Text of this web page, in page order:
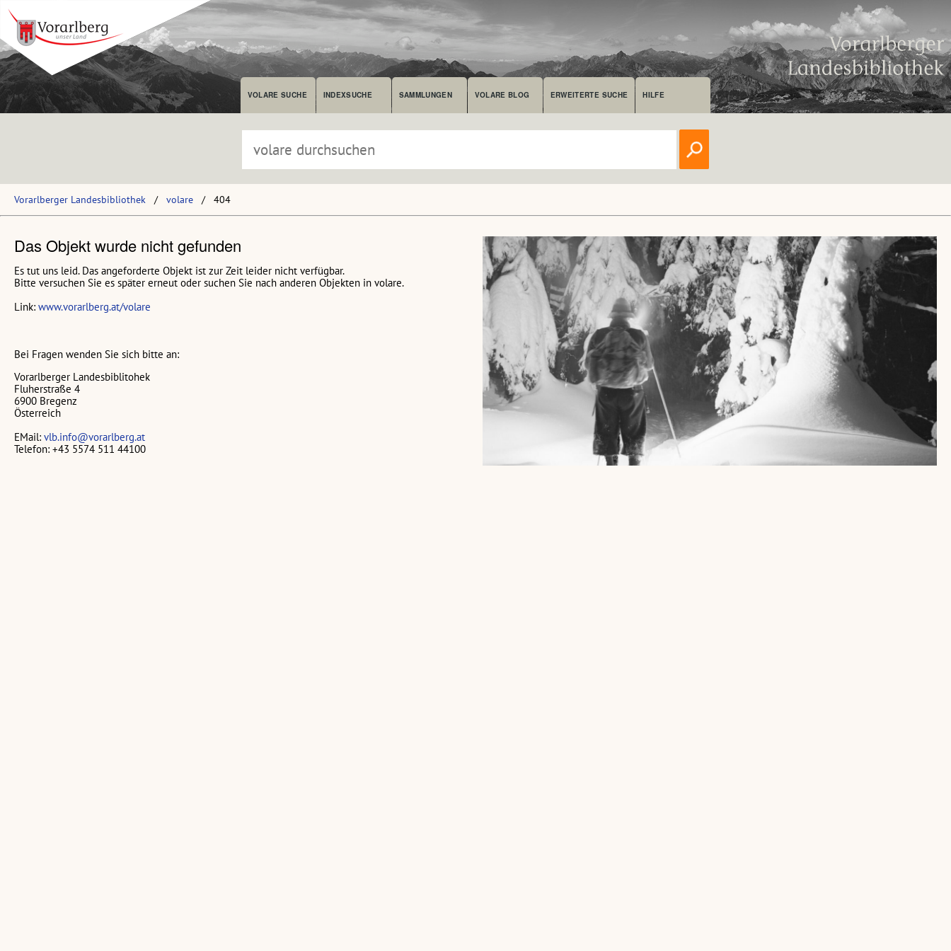
VOLARE SUCHE INDEXSUCHE SAMMLUNGEN VOLARE BLOG ERWEITERTE SUCHE HILFE
Vorarlberger Landesbibliothek volare 404
Das Objekt wurde nicht gefunden
Es tut uns leid. Das angeforderte Objekt ist zur Zeit leider nicht verfügbar.
Bitte versuchen Sie es später erneut oder suchen Sie nach anderen Objekten in volare.
Link: www.vorarlberg.at/volare
Bei Fragen wenden Sie sich bitte an:
Vorarlberger Landesbiblitohek
Fluherstraße 4
6900 Bregenz
Österreich
EMail: vlb.info@vorarlberg.at
Telefon: +43 5574 511 44100